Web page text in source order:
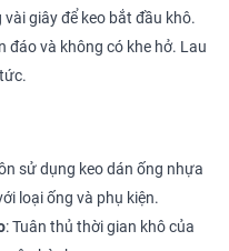
giây để keo bắt đầu khô.
đáo và không có khe hở. Lau
sử dụng keo dán ống nhựa
loại ống và phụ kiện.
: Tuân thủ thời gian khô của